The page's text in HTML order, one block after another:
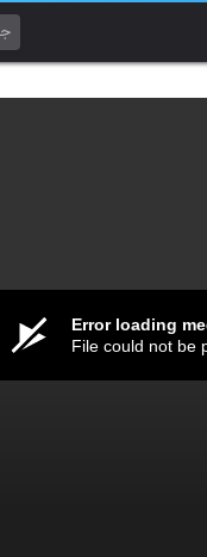
Error loading
File could not be